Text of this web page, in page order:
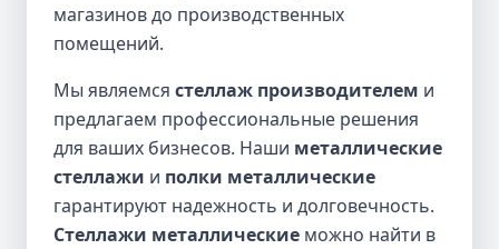
магазинов до производственных
помещений.
Мы являемся стеллаж производителем и
предлагаем профессиональные решения
для ваших бизнесов. Наши металлические
стеллажи и полки металлические
гарантируют надежность и долговечность.
Стеллажи металлические можно найти в